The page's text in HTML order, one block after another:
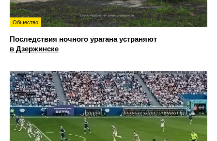
Общество
Последствия ночного урагана устраняют
в Дзержинске